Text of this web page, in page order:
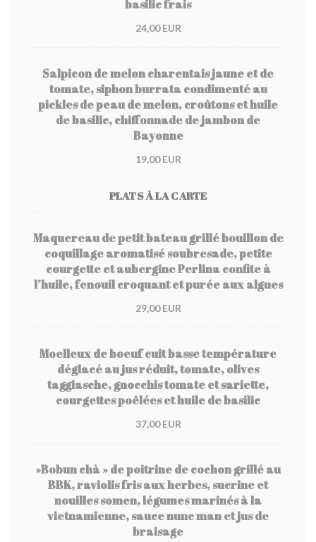
basilic frais
24,00 EUR
Salpicon de melon charentais jaune et de
tomate, siphon burrata condimenté au
pickles de peau de melon, croûtons et huile
de basilic, chiffonnade de jambon de
Bayonne
19,00 EUR
PLATS À LA CARTE
Maquereau de petit bateau grillé bouillon de
coquillage aromatisé soubresade, petite
courgette et aubergine Perlina confite à
l’huile, fenouil croquant et purée aux algues
29,00 EUR
Moelleux de boeuf cuit basse température
déglacé au jus réduit, tomate, olives
taggiasche, gnocchis tomate et sariette,
courgettes poêlées et huile de basilic
37,00 EUR
»Bobun chà » de poitrine de cochon grillé au
BBK, raviolis fris aux herbes, sucrine et
nouilles somen, légumes marinés à la
vietnamienne, sauce nunc man et jus de
braisage